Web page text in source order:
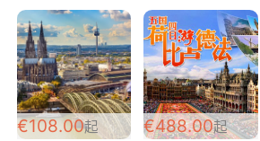
€108.00起 €488.00起